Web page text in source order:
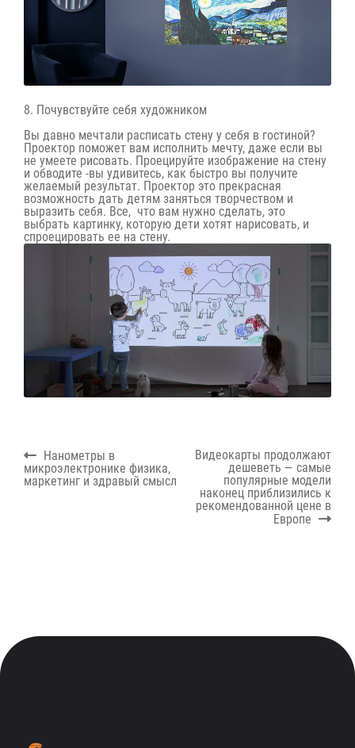
8. Почувствуйте себя художником
Вы давно мечтали расписать стену у себя в гостиной?
Проектор поможет вам исполнить мечту, даже если вы
не умеете рисовать. Проецируйте изображение на стену
и обводите -вы удивитесь, как быстро вы получите
желаемый результат. Проектор это прекрасная
возможность дать детям заняться творчеством и
выразить себя. Все, что вам нужно сделать, это
выбрать картинку, которую дети хотят нарисовать, и
спроецировать ее на стену.
Навигация
по
записям
Previous
post:
Нанометры в
микроэлектронике физика,
маркетинг и здравый смысл
Next
Видеокарты продолжают
дешеветь — самые
популярные модели
наконец приблизились к
рекомендованной цене в
Европе